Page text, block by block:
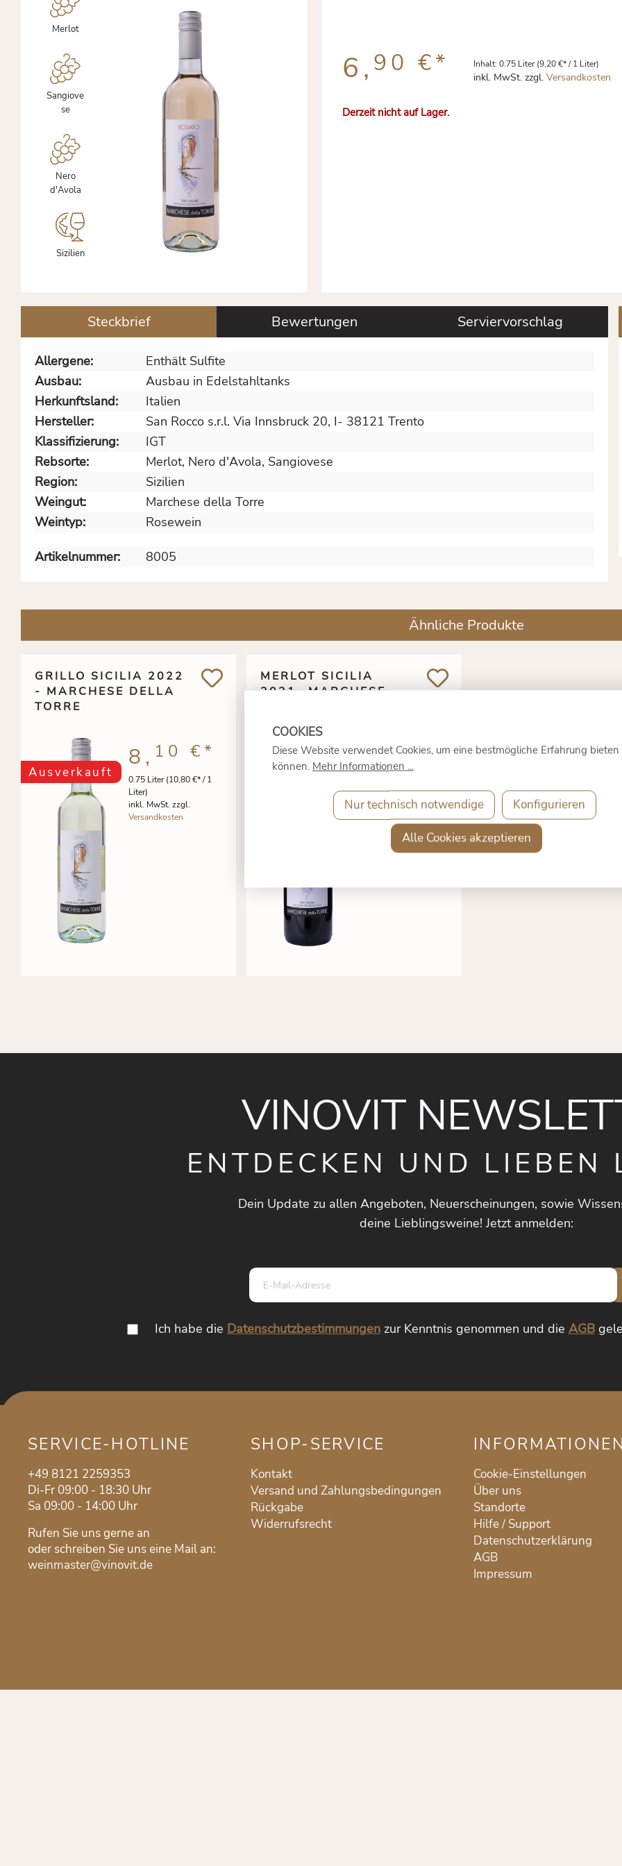
Merlot
Sangiove
se
Nero
d'Avola
Sizilien
6, 90 €* Inhalt: 0.75 Liter(9,20 €* / 1 Liter)
inkl. MwSt. zzgl. Versandkosten
Derzeit nicht auf Lager.
Steckbrief Bewertungen Serviervorschlag
Allergene:
Enthält Sulfite
Ausbau:
Ausbau in Edelstahltanks
Herkunftsland:
Italien
Hersteller:
San Rocco s.r.l. Via Innsbruck 20, I- 38121 Trento
Klassifizierung:
IGT
Rebsorte:
Merlot, Nero d'Avola, Sangiovese
Region:
Sizilien
Weingut:
Marchese della Torre
Weintyp:
Rosewein
Artikelnummer: 8005
Ähnliche Produkte
GRILLO SICILIA 2022
- MARCHESE DELLA
TORRE
Ausverkauft 0.75 Liter(10,80 €* / 1
Liter)
inkl. MwSt. zzgl.
Versandkosten
8, 10 €*
MERLOT SICILIA
2021- MARCHESE
Ausverkauft
Liter)
inkl. MwSt. zzgl.
Versandkosten
7,20 €*
VINOVIT
ENTDECKEN UND LIEBEN
Dein Update zu allen Angeboten, Neuerscheinungen, sowie
deine Lieblingsweine! Jetzt anmelden:
Adresse*
Ich habe die Datenschutzbestimmungenzur Kenntnis genommen und die AGB
SERVICE-HOTLINE
+49 8121 2259353
Di-Fr 09:00 - 18:30 Uhr
Sa 09:00 - 14:00 Uhr
Rufen Sie uns gerne an
oder schreiben Sie uns eine Mail an:
weinmaster@vinovit.de
SHOP-SERVICE
Kontakt
Versand und Zahlungsbedingungen
Rückgabe
Widerrufsrecht
Cookie-Einstellungen
Über uns
Standorte
Hilfe / Support
Datenschutzerklärung
AGB
Impressum
Diese Website verwendet Cookies, um eine bestmögliche Erfahrung bieten
können. Mehr Informationen ...
Nur technisch notwendige Konfigurieren
Alle Cookies akzeptieren